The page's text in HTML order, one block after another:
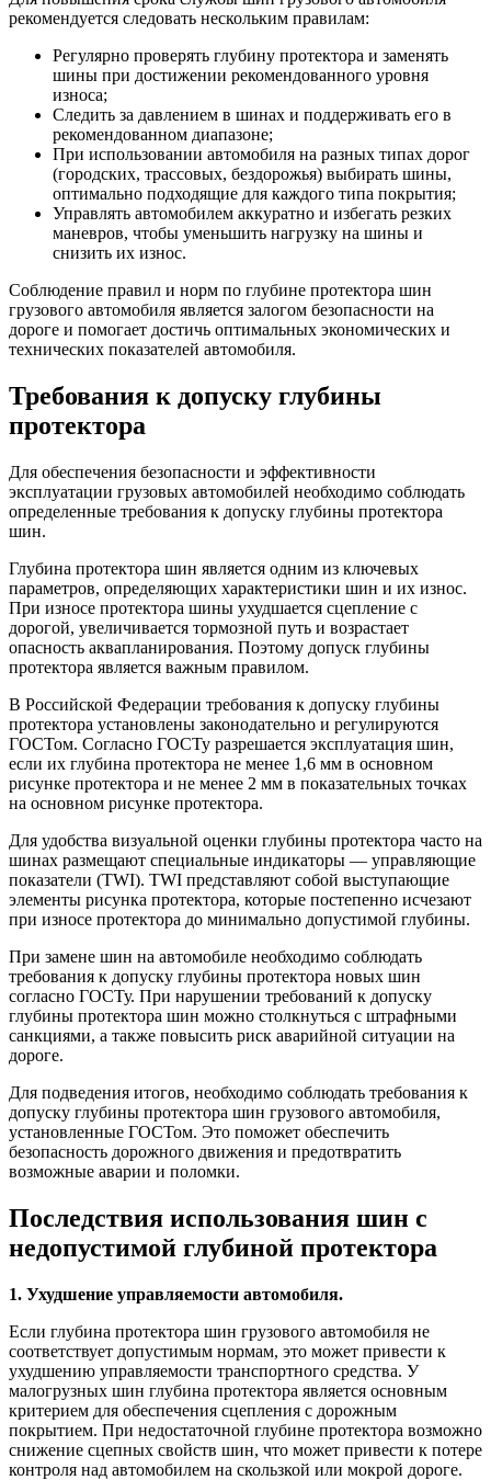
рекомендуется следовать нескольким правилам:
Регулярно проверять глубину протектора и заменять
шины при достижении рекомендованного уровня
износа;
Следить за давлением в шинах и поддерживать его в
рекомендованном диапазоне;
При использовании автомобиля на разных типах дорог
(городских, трассовых, бездорожья) выбирать шины,
оптимально подходящие для каждого типа покрытия;
Управлять автомобилем аккуратно и избегать резких
маневров, чтобы уменьшить нагрузку на шины и
снизить их износ.
Соблюдение правил и норм по глубине протектора шин
грузового автомобиля является залогом безопасности на
дороге и помогает достичь оптимальных экономических и
технических показателей автомобиля.
Требования к допуску глубины
протектора
Для обеспечения безопасности и эффективности
эксплуатации грузовых автомобилей необходимо соблюдать
определенные требования к допуску глубины протектора
шин.
Глубина протектора шин является одним из ключевых
параметров, определяющих характеристики шин и их износ.
При износе протектора шины ухудшается сцепление с
дорогой, увеличивается тормозной путь и возрастает
опасность аквапланирования. Поэтому допуск глубины
протектора является важным правилом.
В Российской Федерации требования к допуску глубины
протектора установлены законодательно и регулируются
ГОСТом. Согласно ГОСТу разрешается эксплуатация шин,
если их глубина протектора не менее 1,6 мм в основном
рисунке протектора и не менее 2 мм в показательных точках
на основном рисунке протектора.
Для удобства визуальной оценки глубины протектора часто на
шинах размещают специальные индикаторы — управляющие
показатели (TWI). TWI представляют собой выступающие
элементы рисунка протектора, которые постепенно исчезают
при износе протектора до минимально допустимой глубины.
При замене шин на автомобиле необходимо соблюдать
требования к допуску глубины протектора новых шин
согласно ГОСТу. При нарушении требований к допуску
глубины протектора шин можно столкнуться с штрафными
санкциями, а также повысить риск аварийной ситуации на
дороге.
Для подведения итогов, необходимо соблюдать требования к
допуску глубины протектора шин грузового автомобиля,
установленные ГОСТом. Это поможет обеспечить
безопасность дорожного движения и предотвратить
возможные аварии и поломки.
Последствия использования шин с
недопустимой глубиной протектора
1. Ухудшение управляемости автомобиля.
Если глубина протектора шин грузового автомобиля не
соответствует допустимым нормам, это может привести к
ухудшению управляемости транспортного средства. У
малогрузных шин глубина протектора является основным
критерием для обеспечения сцепления с дорожным
покрытием. При недостаточной глубине протектора возможно
снижение сцепных свойств шин, что может привести к потере
контроля над автомобилем на скользкой или мокрой дороге.